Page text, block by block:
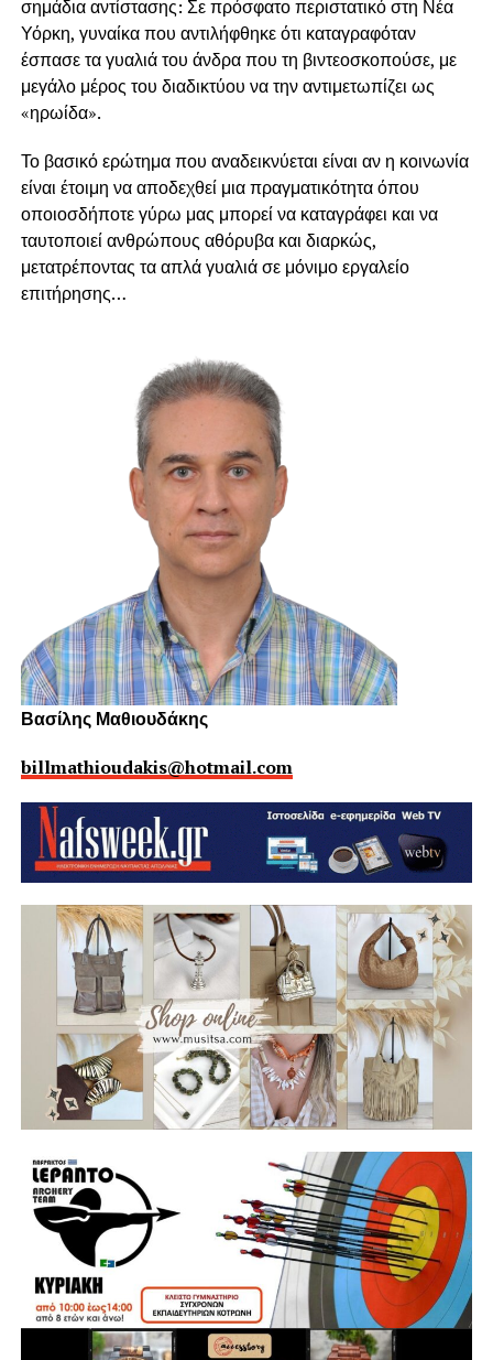
σημάδια αντίστασης: Σε πρόσφατο περιστατικό στη Νέα
Υόρκη, γυναίκα που αντιλήφθηκε ότι καταγραφόταν
έσπασε τα γυαλιά του άνδρα που τη βιντεοσκοπούσε, με
μεγάλο μέρος του διαδικτύου να την αντιμετωπίζει ως
«ηρωίδα».
Το βασικό ερώτημα που αναδεικνύεται είναι αν η κοινωνία
είναι έτοιμη να αποδεχθεί μια πραγματικότητα όπου
οποιοσδήποτε γύρω μας μπορεί να καταγράφει και να
ταυτοποιεί ανθρώπους αθόρυβα και διαρκώς,
μετατρέποντας τα απλά γυαλιά σε μόνιμο εργαλείο
επιτήρησης…
Βασίλης Μαθιουδάκης
billmathioudakis@hotmail.com